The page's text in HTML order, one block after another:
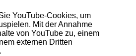
YouTube-Cookies, um
Mit der Annahme
von YouTube zu, einem
externen Dritten